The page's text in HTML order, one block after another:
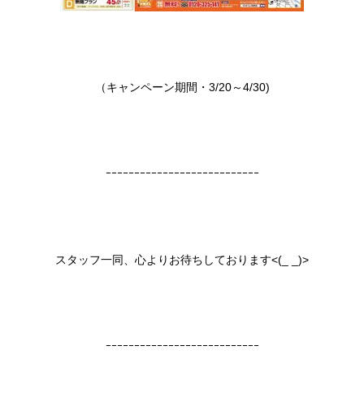
（キャンペーン期間・3/20～4/30)
ｰｰｰｰｰｰｰｰｰｰｰｰｰｰｰｰｰｰｰｰｰｰｰｰｰｰｰ
スタッフ一同、心よりお待ちしております<(_ _)>
ｰｰｰｰｰｰｰｰｰｰｰｰｰｰｰｰｰｰｰｰｰｰｰｰｰｰｰ